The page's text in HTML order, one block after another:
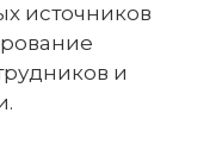
источников
и